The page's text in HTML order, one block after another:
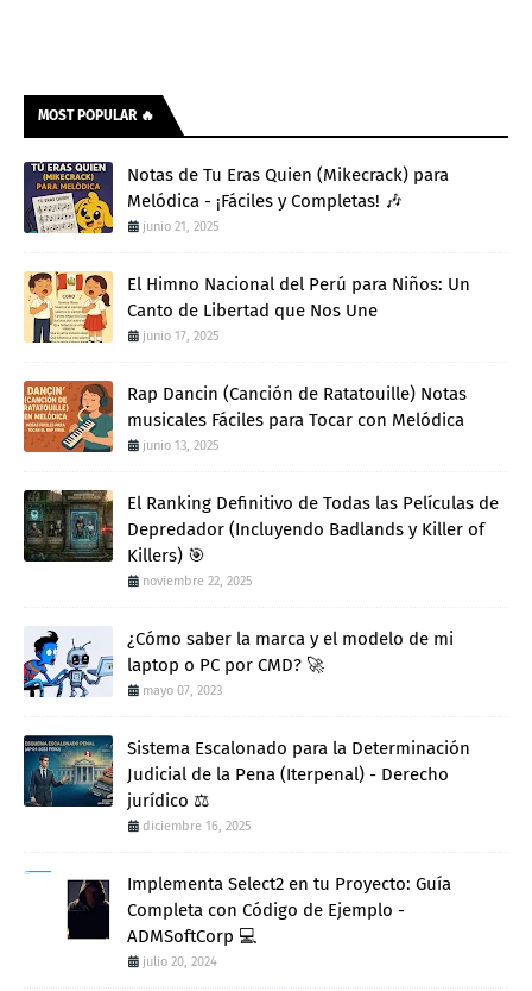
MOST POPULAR 🔥
Notas de Tu Eras Quien (Mikecrack) para
Melódica - ¡Fáciles y Completas! 🎶
junio 21, 2025
El Himno Nacional del Perú para Niños: Un
Canto de Libertad que Nos Une
junio 17, 2025
Rap Dancin (Canción de Ratatouille) Notas
musicales Fáciles para Tocar con Melódica
junio 13, 2025
El Ranking Definitivo de Todas las Películas de
Depredador (Incluyendo Badlands y Killer of
Killers) 🎯
noviembre 22, 2025
¿Cómo saber la marca y el modelo de mi
laptop o PC por CMD? 🚀
mayo 07, 2023
Sistema Escalonado para la Determinación
Judicial de la Pena (Iterpenal) - Derecho
jurídico ⚖️
diciembre 16, 2025
Implementa Select2 en tu Proyecto: Guía
Completa con Código de Ejemplo -
ADMSoftCorp 💻
julio 20, 2024